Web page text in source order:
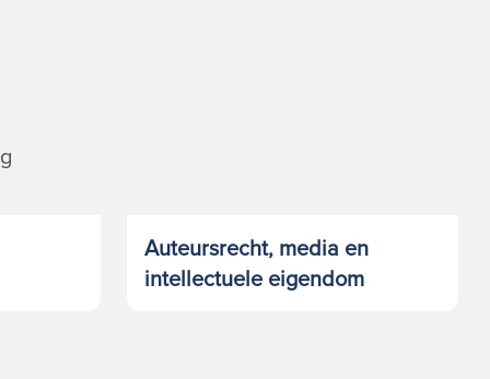
Auteursrecht, media en
intellectuele eigendom